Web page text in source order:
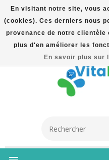
5% Korting Na
Verzending
En visitant notre site, vous
(cookies). Ces derniers nous
provenance de notre
plus d'en améliorer les
En savoir plus sur